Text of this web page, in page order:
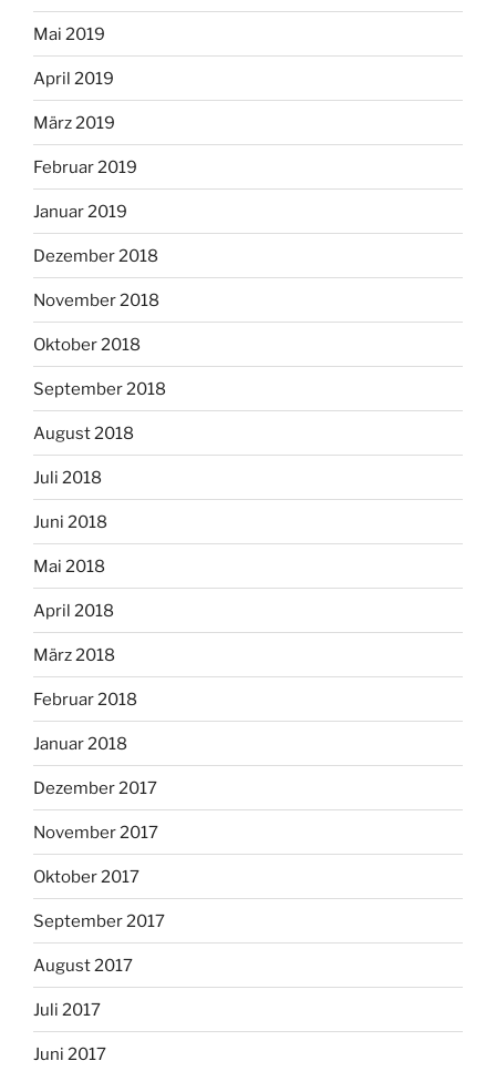
Mai 2019
April 2019
März 2019
Februar 2019
Januar 2019
Dezember 2018
November 2018
Oktober 2018
September 2018
August 2018
Juli 2018
Juni 2018
Mai 2018
April 2018
März 2018
Februar 2018
Januar 2018
Dezember 2017
November 2017
Oktober 2017
September 2017
August 2017
Juli 2017
Juni 2017